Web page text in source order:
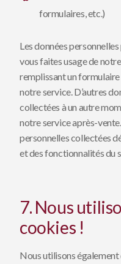
formulaires, etc.)
Les données
vous faites usage de
remplissant un
notre service. D’autres
collectées à un autre
notre service après-
personnelles collectées
et des fonctionnalités du
7. Nous
cookies !
Nous utilisons